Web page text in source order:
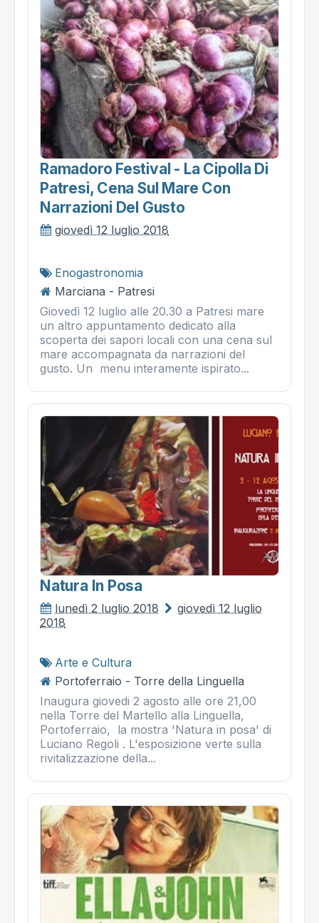
Ramadoro Festival - La Cipolla Di
Patresi, Cena Sul Mare Con
Narrazioni Del Gusto
giovedì 12 luglio 2018
Enogastronomia
Marciana - Patresi
Giovedì 12 luglio alle 20.30 a Patresi mare
un altro appuntamento dedicato alla
scoperta dei sapori locali con una cena sul
mare accompagnata da narrazioni del
gusto. Un menu interamente ispirato...
Natura In Posa
lunedì 2 luglio 2018
giovedì 12 luglio
2018
Arte e Cultura
Portoferraio - Torre della Linguella
Inaugura giovedi 2 agosto alle ore 21,00
nella Torre del Martello alla Linguella,
Portoferraio, la mostra 'Natura in posa' di
Luciano Regoli . L'esposizione verte sulla
rivitalizzazione della...